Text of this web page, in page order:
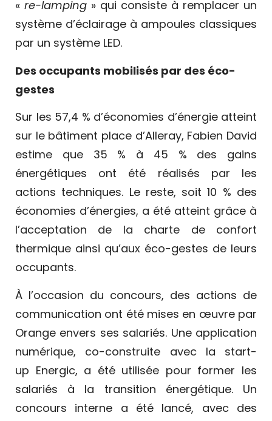
« re-lamping » qui consiste à remplacer un
système d’éclairage à ampoules classiques
par un système LED.
Des occupants mobilisés par des éco-
gestes
Sur les 57,4 % d’économies d’énergie atteint
sur le bâtiment place d’Alleray, Fabien David
estime que 35 % à 45 % des gains
énergétiques ont été réalisés par les
actions techniques. Le reste, soit 10 % des
économies d’énergies, a été atteint grâce à
l’acceptation de la charte de confort
thermique ainsi qu’aux éco-gestes de leurs
occupants.
À l’occasion du concours, des actions de
communication ont été mises en œuvre par
Orange envers ses salariés. Une application
numérique, co-construite avec la start-
up Energic, a été utilisée pour former les
salariés à la transition énergétique. Un
concours interne a été lancé, avec des